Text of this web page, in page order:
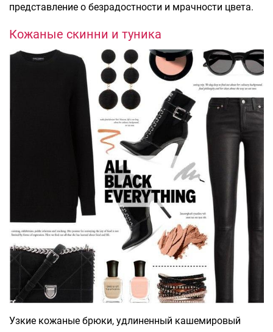
представление о безрадостности и мрачности цвета.
Кожаные скинни и туника
Узкие кожаные брюки, удлиненный кашемировый